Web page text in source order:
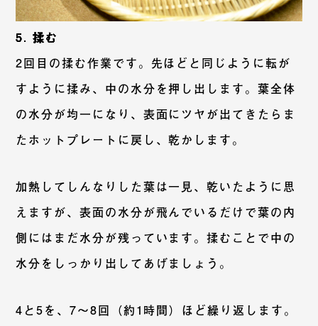
5. 揉む
2回目の揉む作業です。先ほどと同じように転が
すように揉み、中の水分を押し出します。葉全体
の水分が均一になり、表面にツヤが出てきたらま
たホットプレートに戻し、乾かします。
加熱してしんなりした葉は一見、乾いたように思
えますが、表面の水分が飛んでいるだけで葉の内
側にはまだ水分が残っています。揉むことで中の
水分をしっかり出してあげましょう。
4と5を、7〜8回（約1時間）ほど繰り返します。